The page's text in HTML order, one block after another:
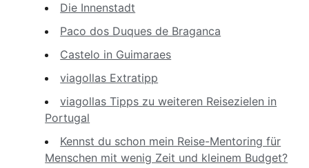
Die Innenstadt
Paco dos Duques de Braganca
Castelo in Guimaraes
viagollas Extratipp
viagollas Tipps zu weiteren Reisezielen in
Portugal
Kennst du schon mein Reise-Mentoring für
Menschen mit wenig Zeit und kleinem Budget?